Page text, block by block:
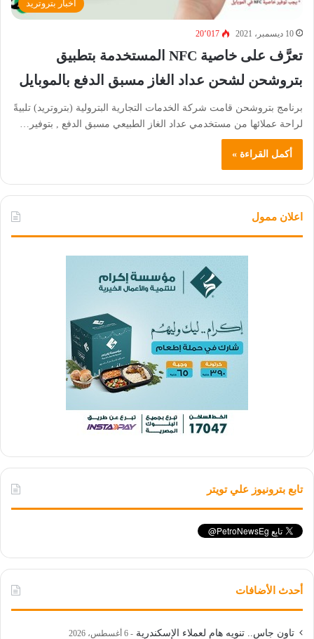
أخبار بتروتريد
10 ديسمبر، 2021 20٬017
تعرَّف على خاصية NFC المستخدمة بتطبيق
بتروشحن لشحن عداد الغاز مسبق الدفع بالموبايل
برنامج بتروشحن قامت شركة الخدمات التجارية البترولية (بتروتريد) تلبيةً
لراحة عملائها من مستخدمي عداد الغاز الطبيعي مسبق الدفع , بتوفير…
أكمل القراءة »
اعلان ممول
تابع بترونيوز علي تويتر
أحدث الأضافات
تاون جاس.. تنويه هام لعملاء الإسكندرية 6 أغسطس، 2026